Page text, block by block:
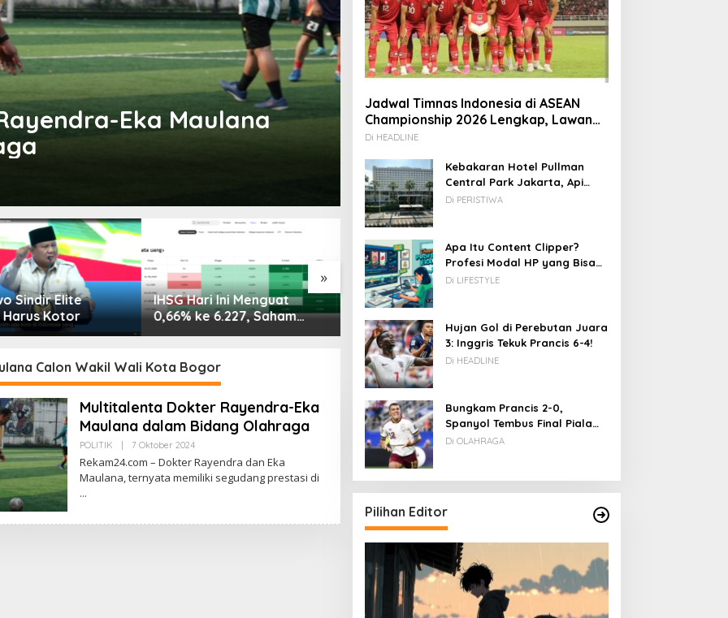
Eka Maulana
»
Ini Menguat
6.227, Saham
& TIFA Melejit
Cuan &
Tertinggi 31 Juli
Saham Paling Cuan Hari Ini,
IHSG Tembus 6.225, Naik
Pimpin Transaksi Rp300
Miliar
IDC: 80% CIO Asia Pasifik
Computing demi GenAI
pada 2027
Tertahan
Calon Wakil Wali Kota Bogor
Multitalenta Dokter Rayendra-Eka
Maulana dalam Bidang Olahraga
POLITIK 7 Oktober 2024Oleh
Rekam24.com – Dokter Rayendra dan Eka
Maulana, ternyata memiliki segudang prestasi di
Jadwal Timnas Indonesia di ASEAN
Championship 2026 Lengkap, Lawan
Kamboja hingga Vietnam
Di HEADLINE
Kebakaran Hotel Pullman
Central Park Jakarta, Api
Berawal dari Gedung Parkir
Di PERISTIWA
Apa Itu Content Clipper?
Profesi Modal HP yang Bisa
Menghasilkan Puluhan Juta
Di LIFESTYLE
Hujan Gol di Perebutan Juara
3: Inggris Tekuk Prancis 6-4!
Di HEADLINE
Bungkam Prancis 2-0,
Spanyol Tembus Final Piala
Dunia 2026
Di OLAHRAGA
Pilihan Editor